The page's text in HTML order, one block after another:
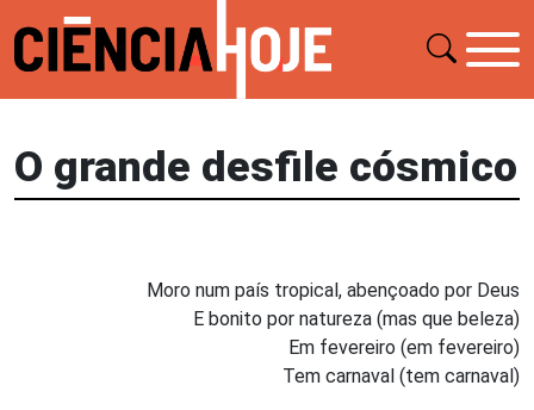
O grande desfile cósmico
Moro num país tropical, abençoado por Deus
E bonito por natureza (mas que beleza)
Em fevereiro (em fevereiro)
Tem carnaval (tem carnaval)